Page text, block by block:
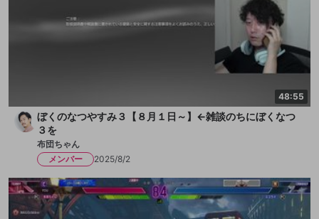
48:55
ぼくのなつやすみ３【８月１日～】←雑談のちにぼくなつ
３を
布団ちゃん
メンバー
2025/8/2